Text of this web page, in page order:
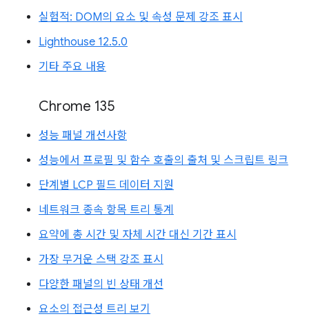
실험적: DOM의 요소 및 속성 문제 강조 표시
Lighthouse 12.5.0
기타 주요 내용
Chrome 135
성능 패널 개선사항
성능에서 프로필 및 함수 호출의 출처 및 스크립트 링크
단계별 LCP 필드 데이터 지원
네트워크 종속 항목 트리 통계
요약에 총 시간 및 자체 시간 대신 기간 표시
가장 무거운 스택 강조 표시
다양한 패널의 빈 상태 개선
요소의 접근성 트리 보기